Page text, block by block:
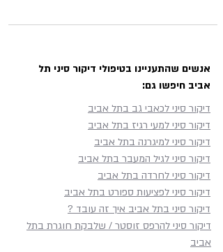
אנשים שהתעניינו בטיפולי דיקור סיני תל
אביב חיפשו גם:
דיקור סיני לכאבי גב בתל אביב
דיקור סיני למעי רגיז בתל אביב
דיקור סיני למיגרנה בתל אביב
דיקור סיני לגיל המעבר בתל אביב
דיקור סיני לחרדה בתל אביב
דיקור סיני לפציעות ספורט בתל אביב
דיקור סיני בתל אביב איך זה עובד ?
דיקור סיני להרפס זוסטר / שלבקת חוגרת בתל
אביב